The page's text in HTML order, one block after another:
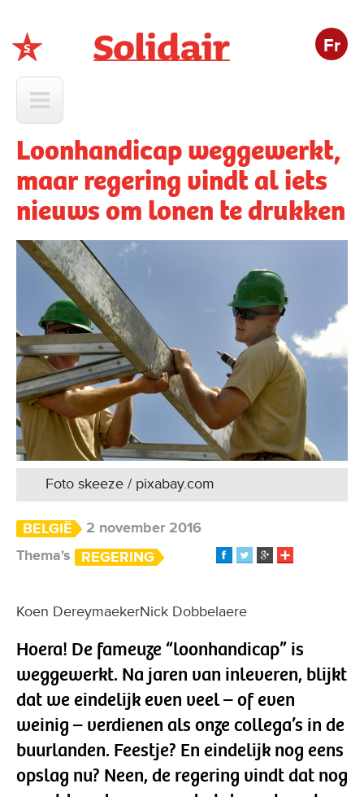
Fr
Loonhandicap weggewerkt,
maar regering vindt al iets
nieuws om lonen te drukken
Foto skeeze / pixabay.com
BELGIË
2 november 2016
Thema's
REGERING
Koen DereymaekerNick Dobbelaere
Hoera! De fameuze “loonhandicap” is
weggewerkt. Na jaren van inleveren, blijkt
dat we eindelijk even veel – of even
weinig – verdienen als onze collega’s in de
buurlanden. Feestje? En eindelijk nog eens
opslag nu? Neen, de regering vindt dat nog